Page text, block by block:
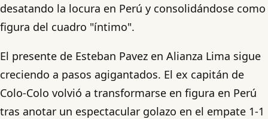
desatando la locura en Perú y consolidándose como
figura del cuadro "íntimo".
El presente de Esteban Pavez en Alianza Lima sigue
creciendo a pasos agigantados. El ex capitán de
Colo-Colo volvió a transformarse en figura en Perú
tras anotar un espectacular golazo en el empate 1-1